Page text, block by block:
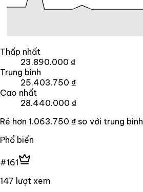
Thấp nhất
23.890.000 ₫
Trung bình
25.403.750 ₫
Cao nhất
28.440.000 ₫
Rẻ hơn 1.063.750 ₫ so với trung bình
Phổ biến
#161
147 lượt xem